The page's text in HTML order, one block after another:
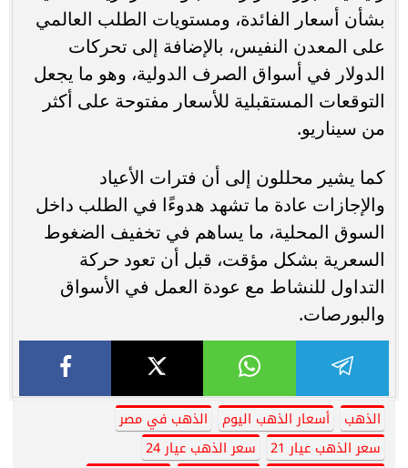
بشأن أسعار الفائدة، ومستويات الطلب العالمي
على المعدن النفيس، بالإضافة إلى تحركات
الدولار في أسواق الصرف الدولية، وهو ما يجعل
التوقعات المستقبلية للأسعار مفتوحة على أكثر
من سيناريو.
كما يشير محللون إلى أن فترات الأعياد
والإجازات عادة ما تشهد هدوءًا في الطلب داخل
السوق المحلية، ما يساهم في تخفيف الضغوط
السعرية بشكل مؤقت، قبل أن تعود حركة
التداول للنشاط مع عودة العمل في الأسواق
والبورصات.
الذهب أسعار الذهب اليوم
الذهب في مصر
سعر الذهب عيار 21
سعر الذهب عيار 24